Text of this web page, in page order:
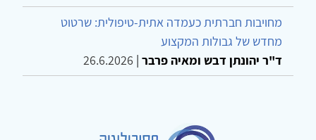
מחויבות חברתית כעמדה אתית-טיפולית: שרטוט
מחדש של גבולות המקצוע
ד"ר יהונתן דבש ומאיה פרבר |
26.6.2026